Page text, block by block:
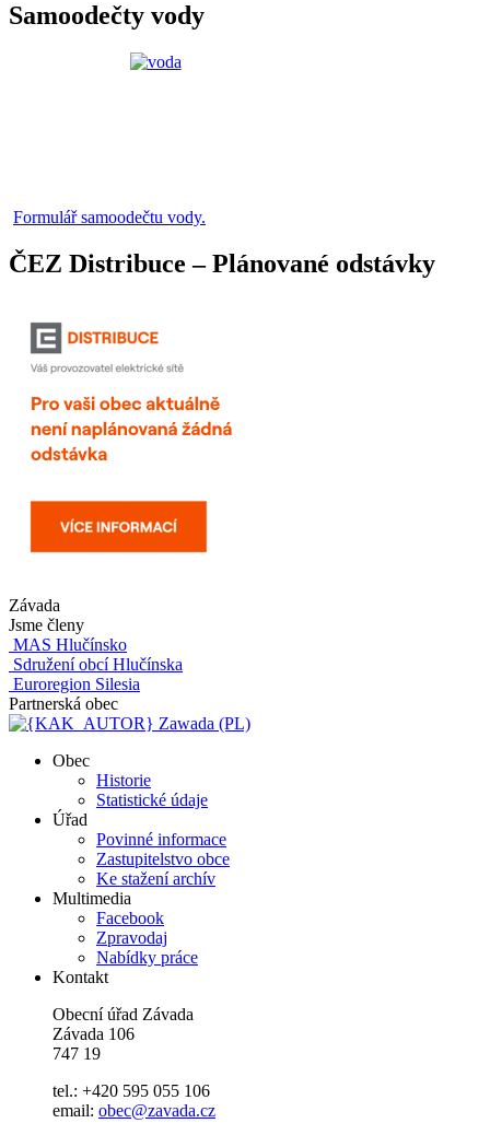
Samoodečty vody
Formulář samoodečtu vody.
ČEZ Distribuce – Plánované odstávky
Závada
Jsme členy
MAS Hlučínsko
Sdružení obcí Hlučínska
Euroregion Silesia
Partnerská obec
Zawada (PL)
Obec
Historie
Statistické údaje
Úřad
Povinné informace
Zastupitelstvo obce
Ke stažení archív
Multimedia
Facebook
Zpravodaj
Nabídky práce
Kontakt
Obecní úřad Závada
Závada 106
747 19
tel.: +420 595 055 106
email: obec@zavada.cz